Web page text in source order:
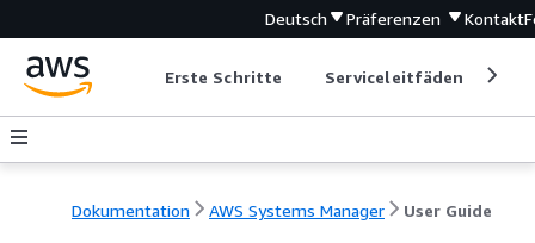
Deutsch Präferenzen Kontakt
Erste Schritte Serviceleitfäden
Dokumentation AWS Systems Manager User Guide